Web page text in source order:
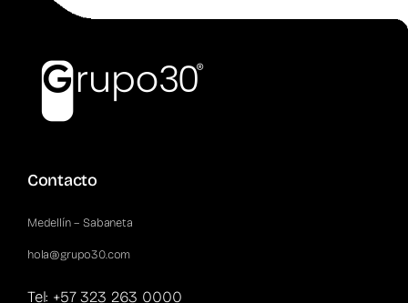
Contacto
Medellín – Sabaneta
hola@grupo30.com
Tel: +57 323 263 0000